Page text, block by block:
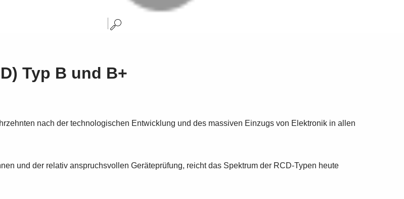
Typ B und B+
nach der technologischen Entwicklung und des massiven Einzugs von Elektronik in allen
und der relativ anspruchsvollen Geräteprüfung, reicht das Spektrum der RCD-Typen heute